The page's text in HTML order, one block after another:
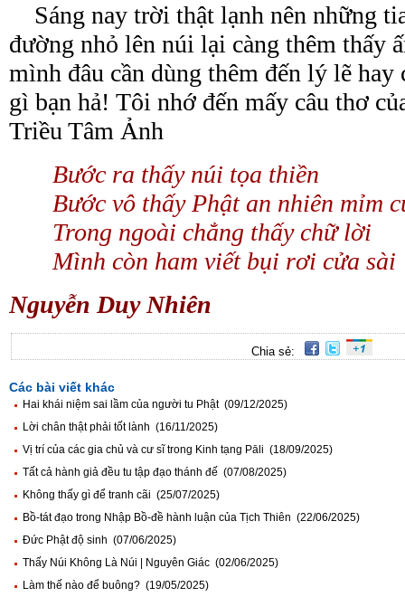
Sáng nay trời thật lạnh nên những
đường nhỏ lên núi lại càng thêm thấy
mình đâu cần dùng thêm đến lý lẽ
gì bạn hả! Tôi nhớ đến mấy câu thơ
Triều Tâm Ảnh
Bước ra thấy núi tọa thiền
Bước vô thấy Phật an nhiên mỉm
Trong ngoài chẳng thấy chữ lời
Mình còn ham viết bụi rơi cửa sài
Nguyễn Duy Nhiên
Chia sẻ:
Các bài viết khác
Hai khái niệm sai lầm của người tu Phật (09/12/2025)
Lời chân thật phải tốt lành (16/11/2025)
Vị trí của các gia chủ và cư sĩ trong Kinh tạng Pāli (18/09/2025)
Tất cả hành giả đều tu tập đạo thánh đế (07/08/2025)
Không thấy gì để tranh cãi (25/07/2025)
Bồ-tát đạo trong Nhập Bồ-đề hành luận của Tịch Thiên (22/06/2025)
Đức Phật độ sinh (07/06/2025)
Thấy Núi Không Là Núi | Nguyên Giác (02/06/2025)
Làm thế nào để buông? (19/05/2025)